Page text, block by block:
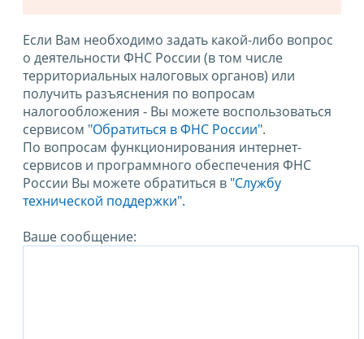
Если Вам необходимо задать какой-либо вопрос
о деятельности ФНС России (в том числе
территориальных налоговых органов) или
получить разъяснения по вопросам
налогообложения - Вы можете воспользоваться
сервисом "Обратиться в ФНС России".
По вопросам функционирования интернет-
сервисов и программного обеспечения ФНС
России Вы можете обратиться в "Службу
технической поддержки".
Ваше сообщение: